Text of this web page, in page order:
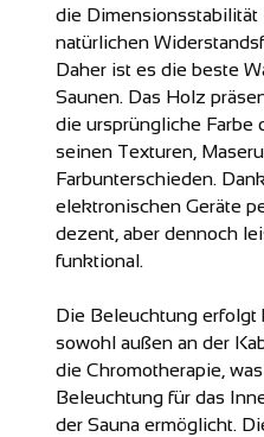
die
natürlichen
Daher ist es die beste
Saunen. Das Holz
die ursprüngliche Farbe
seinen Texturen,
Farbunterschieden.
elektronischen Geräte
dezent, aber dennoch
funktional.
Die Beleuchtung erfolgt
sowohl außen an der
die Chromotherapie,
Beleuchtung für das
der Sauna ermöglicht.